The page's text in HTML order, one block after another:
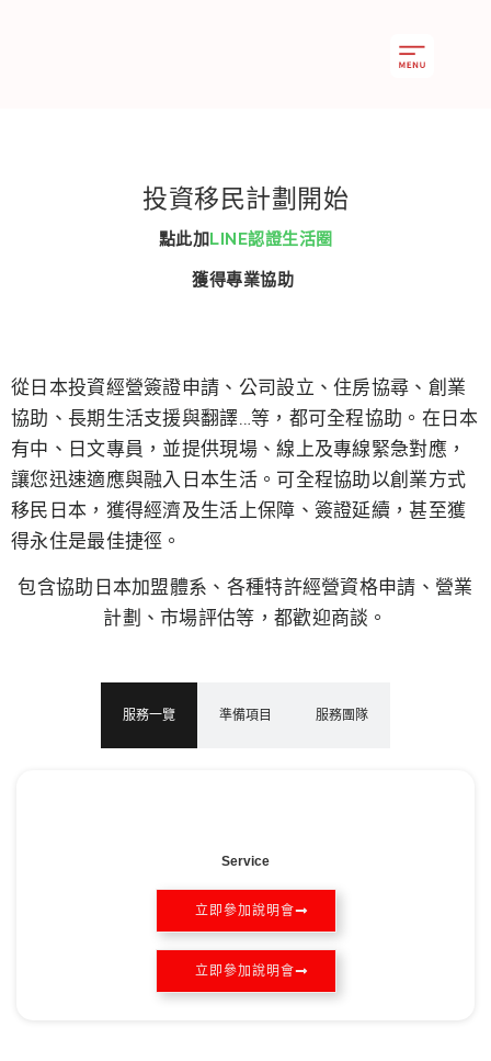
投資移民計劃開始
點此加LINE認證生活圈
獲得專業協助
從日本投資經營簽證申請、公司設立、住房協尋、創業
協助、長期生活支援與翻譯…等，都可全程協助。在日本
有中、日文專員，並提供現場、線上及專線緊急對應，
讓您迅速適應與融入日本生活。可全程協助以創業方式
移民日本，獲得經濟及生活上保障、簽證延續，甚至獲
得永住是最佳捷徑。
包含協助日本加盟體系、各種特許經營資格申請、營業
計劃、市場評估等，都歡迎商談。
服務一覽 準備項目 服務團隊
Service
立即參加說明會
立即參加說明會